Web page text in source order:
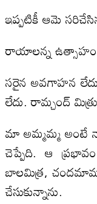
ఇప్పటికీ ఆమె
రాయాలన్న ఉత్సాహం
సరైన అవగాహన
లేదు. రామ్చంద్
మా అమ్మమ్మ అంటే
చెప్పేది. ఆ
బాలమిత్ర, చందమామ,
చేసుకున్నాను.